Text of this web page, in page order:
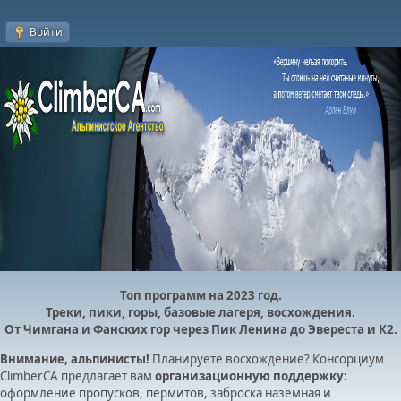
Войти
Топ программ на 2023 год.
Треки, пики, горы, базовые лагеря, восхождения.
От Чимгана и Фанских гор через Пик Ленина до Эвереста и К2.
Внимание, альпинисты! Планируете восхождение? Консорциум
ClimberCA предлагает вам организационную поддержку:
оформление пропусков, пермитов, заброска наземная и